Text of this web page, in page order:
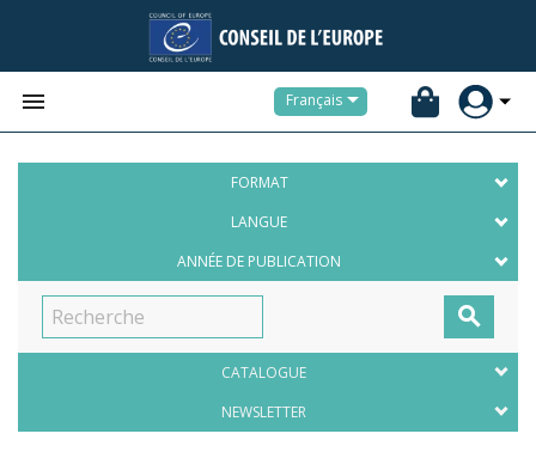
 Français
FORMAT
LANGUE
ANNÉE DE PUBLICATION

CATALOGUE
NEWSLETTER